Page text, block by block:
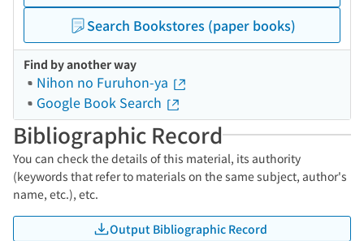
Search Bookstores (paper books)
Find by another way
Nihon no Furuhon-ya
Google Book Search
Bibliographic Record
You can check the details of this material, its authority
(keywords that refer to materials on the same subject, author's
name, etc.), etc.
Output Bibliographic Record